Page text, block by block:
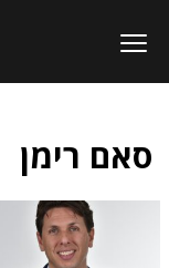
סאם רימן